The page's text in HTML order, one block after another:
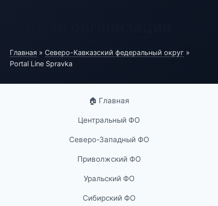
Главная » Северо-Кавказский федеральный округ »
Portal Line Spravka
🏠 Главная
Центральный ФО
Северо-Западный ФО
Приволжский ФО
Уральский ФО
Сибирский ФО